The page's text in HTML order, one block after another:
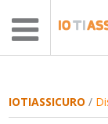
IOTIASSICURO /